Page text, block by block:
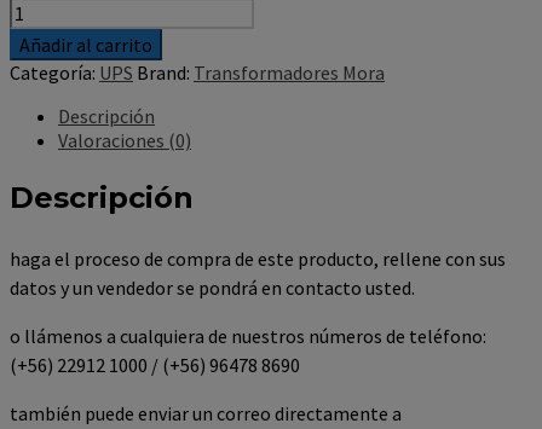
Añadir al carrito
Categoría: UPS Brand: Transformadores Mora
Descripción
Valoraciones (0)
Descripción
haga el proceso de compra de este producto, rellene con sus
datos y un vendedor se pondrá en contacto usted.
o llámenos a cualquiera de nuestros números de teléfono:
(+56) 22912 1000 / (+56) 96478 8690
también puede enviar un correo directamente a